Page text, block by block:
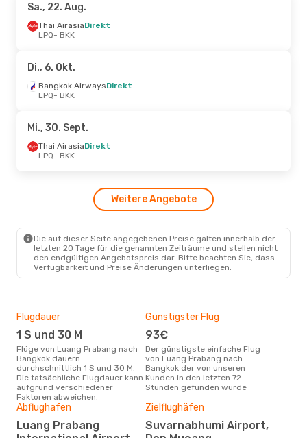
Do., 24. Sept.- Mo., 28. Sept.
Thai Airasia
BKK - LPQ
Sa., 22. Aug.
Thai AirasiaDirekt
LPQ- BKK
Di., 6. Okt.
Bangkok AirwaysDirekt
LPQ- BKK
Mi., 30. Sept.
Thai AirasiaDirekt
LPQ- BKK
Weitere Angebote
Die auf dieser Seite angegebenen Preise galten innerhalb der
letzten 20 Tage für die genannten Zeiträume und stellen nicht
den endgültigen Angebotspreis dar. Bitte beachten Sie, dass
Verfügbarkeit und Preise Änderungen unterliegen.
Flugdauer
1 S und 30 M
Flüge von Luang Prabang nach
Bangkok dauern
durchschnittlich 1 S und 30 M.
Die tatsächliche Flugdauer kann
aufgrund verschiedener
Faktoren abweichen.
Günstigster Flug
93€
Der günstigste einfache Flug
von Luang Prabang nach
Bangkok der von unseren
Kunden in den letzten 72
Stunden gefunden wurde
Abflughafen
Luang Prabang
Zielflughäfen
Suvarnabhumi Airport,